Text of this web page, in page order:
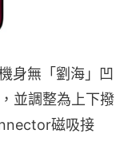
身無「劉海」凹
並調整為上下撥
磁吸接